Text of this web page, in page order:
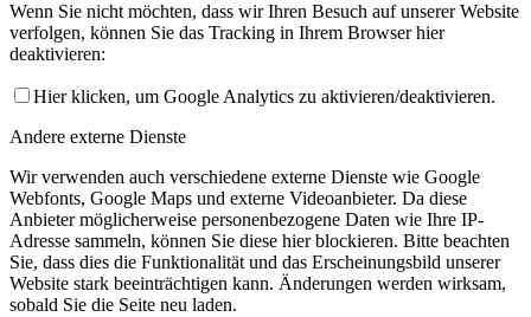
Wenn Sie nicht möchten, dass wir Ihren Besuch auf unserer Website
verfolgen, können Sie das Tracking in Ihrem Browser hier
deaktivieren:
Hier klicken, um Google Analytics zu aktivieren/deaktivieren.
Andere externe Dienste
Wir verwenden auch verschiedene externe Dienste wie Google
Webfonts, Google Maps und externe Videoanbieter. Da diese
Anbieter möglicherweise personenbezogene Daten wie Ihre IP-
Adresse sammeln, können Sie diese hier blockieren. Bitte beachten
Sie, dass dies die Funktionalität und das Erscheinungsbild unserer
Website stark beeinträchtigen kann. Änderungen werden wirksam,
sobald Sie die Seite neu laden.